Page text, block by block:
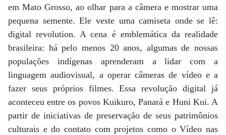
em Mato Grosso, ao olhar para a câmera e mostrar uma
pequena semente. Ele veste uma camiseta onde se lê:
digital revolution. A cena é emblemática da realidade
brasileira: há pelo menos 20 anos, algumas de nossas
populações indígenas aprenderam a lidar com a
linguagem audiovisual, a operar câmeras de vídeo e a
fazer seus próprios filmes. Essa revolução digital já
aconteceu entre os povos Kuikuro, Panará e Huni Kui. A
partir de iniciativas de preservação de seus patrimônios
culturais e do contato com projetos como o Vídeo nas